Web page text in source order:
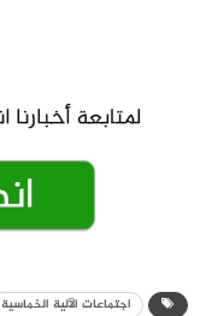
اجتماعات الآلية الخماسية